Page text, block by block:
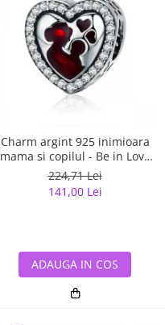
Charm argint 925 inimioara
mama si copilul - Be in Love
PST0122
224,71 Lei
141,00 Lei
ADAUGA IN COS